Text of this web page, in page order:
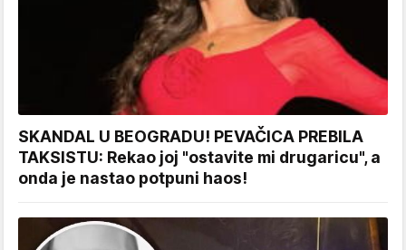
SKANDAL U BEOGRADU! PEVAČICA PREBILA
TAKSISTU: Rekao joj "ostavite mi drugaricu", a
onda je nastao potpuni haos!